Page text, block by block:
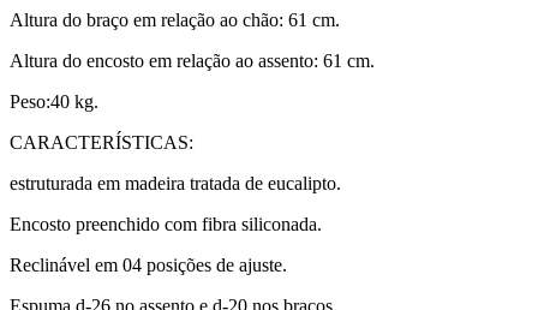
Altura do braço em relação ao chão: 61 cm.
Altura do encosto em relação ao assento: 61 cm.
Peso:40 kg.
CARACTERÍSTICAS:
estruturada em madeira tratada de eucalipto.
Encosto preenchido com fibra siliconada.
Reclinável em 04 posições de ajuste.